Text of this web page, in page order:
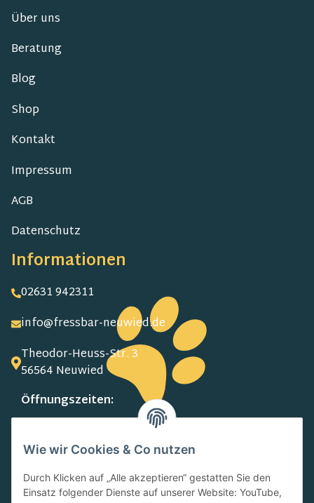
Über uns
Beratung
Blog
Shop
Kontakt
Impressum
AGB
Datenschutz
Informationen
02631 942311
info@fressbar-neuwied.de
Theodor-Heuss-Str. 3
56564 Neuwied
Öffnungszeiten:
09.00-13.00 Uhr
15.00-18.00 Uhr
SA:
10.00-13.00 Uhr
Wie wir Cookies & Co nutzen
Durch Klicken auf „Alle akzeptieren“ gestatten Sie den
Einsatz folgender Dienste auf unserer Website: YouTube,